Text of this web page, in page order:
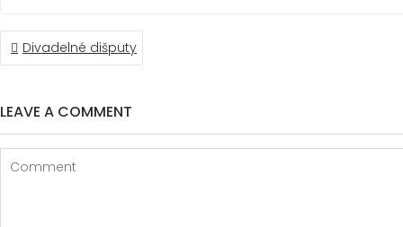
T
N
A
Divadelné dišputy
LEAVE A COMMENT